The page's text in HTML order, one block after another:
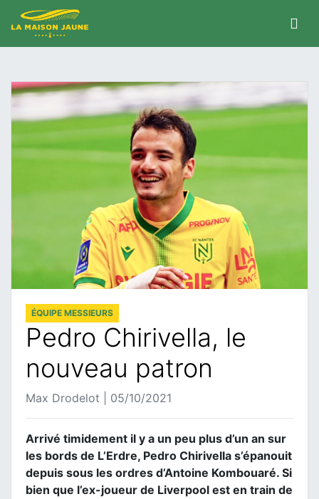
ÉQUIPE MESSIEURS
Pedro Chirivella, le
nouveau patron
Max Drodelot | 05/10/2021
Arrivé timidement il y a un peu plus d’un an sur
les bords de L’Erdre, Pedro Chirivella s’épanouit
depuis sous les ordres d’Antoine Kombouaré. Si
bien que l’ex-joueur de Liverpool est en train de